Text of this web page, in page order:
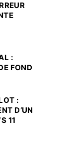
:
FOND
:
D’UN
11